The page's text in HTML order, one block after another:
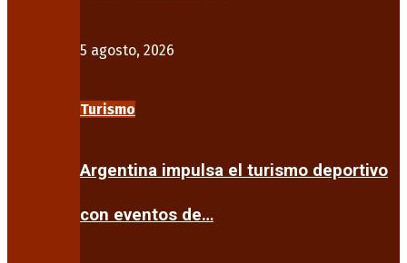
5 agosto, 2026
Turismo
Argentina impulsa el turismo deportivo
con eventos de…